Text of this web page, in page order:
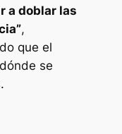
a doblar las
,
que el
se